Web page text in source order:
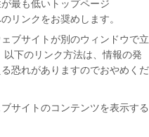
最も低いトップページ
リンクをお奨めします。
ブサイトが別のウィンドウで立
下のリンク方法は、情報の発
恐れがありますのでおやめくだ
サイトのコンテンツを表示する